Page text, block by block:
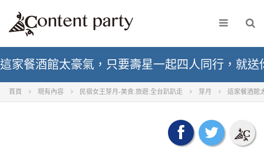
這家餐酒館太豪氣，只要壽星一起四人同行，就送
首頁 現有內容 民宿女王芽月-美食.旅遊.全台趴趴走 芽月 這家餐酒館